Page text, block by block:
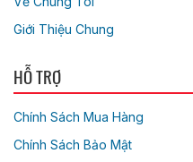
Giới Thiệu Chung
HỖ TRỢ
Chính Sách Mua Hàng
Chính Sách Bảo Mật